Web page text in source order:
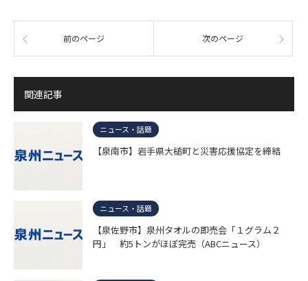
前のページ 次のページ
関連記事
ニュース・話題
【泉南市】岩手県大槌町と災害応援協定を締結
ニュース・話題
【泉佐野市】泉州タオルの即売会「１グラム２
円」 約5トンがほぼ完売（ABCニュース）